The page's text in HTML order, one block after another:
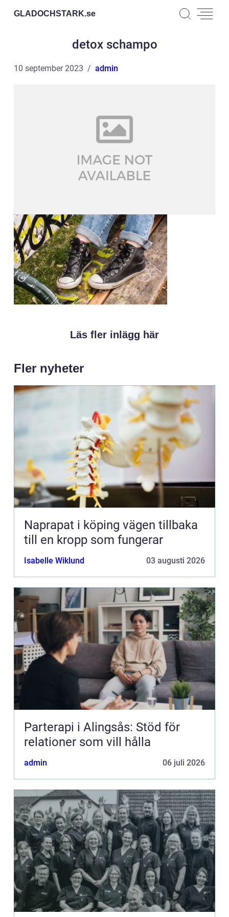
GLADOCHSTARK.se
detox schampo
10 september 2023 admin
Läs fler inlägg här
Fler nyheter
Naprapat i köping vägen tillbaka
till en kropp som fungerar
Isabelle Wiklund 03 augusti 2026
Parterapi i Alingsås: Stöd för
relationer som vill hålla
admin 06 juli 2026